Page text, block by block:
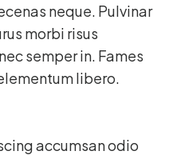
neque. Pulvinar
morbi risus
semper in. Fames
libero.
accumsan odio